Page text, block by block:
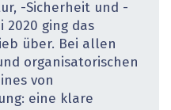
-Sicherheit und -
2020 ging das
über. Bei allen
organisatorischen
von
eine klare